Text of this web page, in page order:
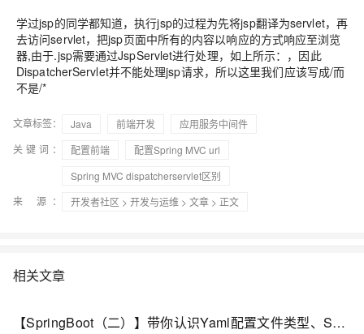
学过jsp的同学都知道，执行jsp的过程为先将jsp翻译为servlet，再
去访问servlet，把jsp页面中所有的内容以响应的方式响应至浏览
器,由于.jsp需要通过JspServlet进行处理，如上所示：，因此
DispatcherServlet并不能处理jsp请求，所以这里我们应该写成/而
不是/*
文章标签： Java 前端开发
应用服务中间件
关键词：
配置前端
配置Spring MVC url
Spring MVC dispatcherservlet区别
来 源：
开发者社区 > 开发与运维 > 文章 > 正文
相关文章
【SpringBoot（二）】带你认识Yaml配置文件类型、SpringMVC的资源访问路径 和 静态资源配置的原理！